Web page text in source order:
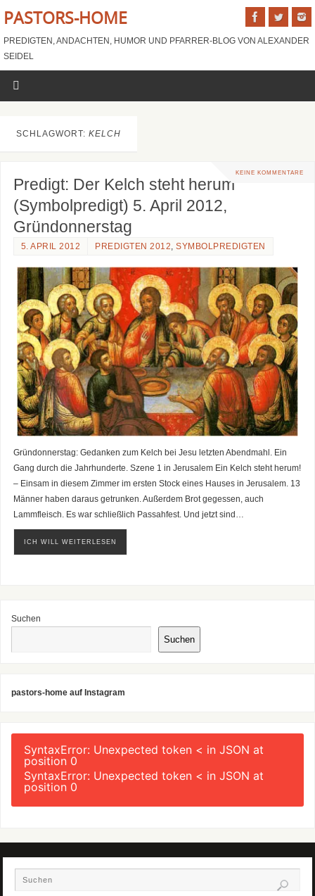
PASTORS-HOME
PREDIGTEN, ANDACHTEN, HUMOR UND PFARRER-BLOG VON ALEXANDER
SEIDEL
SCHLAGWORT: KELCH
KEINE KOMMENTARE
Predigt: Der Kelch steht herum
(Symbolpredigt) 5. April 2012,
Gründonnerstag
5. APRIL 2012 PREDIGTEN 2012,SYMBOLPREDIGTEN
Gründonnerstag: Gedanken zum Kelch bei Jesu letzten Abendmahl. Ein
Gang durch die Jahrhunderte. Szene 1 in Jerusalem Ein Kelch steht herum!
– Einsam in diesem Zimmer im ersten Stock eines Hauses in Jerusalem. 13
Männer haben daraus getrunken. Außerdem Brot gegessen, auch
Lammfleisch. Es war schließlich Passahfest. Und jetzt sind…
ICH WILL WEITERLESEN
Suchen
Suchen
pastors-home auf Instagram
SyntaxError: Unexpected token < in JSON at
position 0
SyntaxError: Unexpected token < in JSON at
position 0